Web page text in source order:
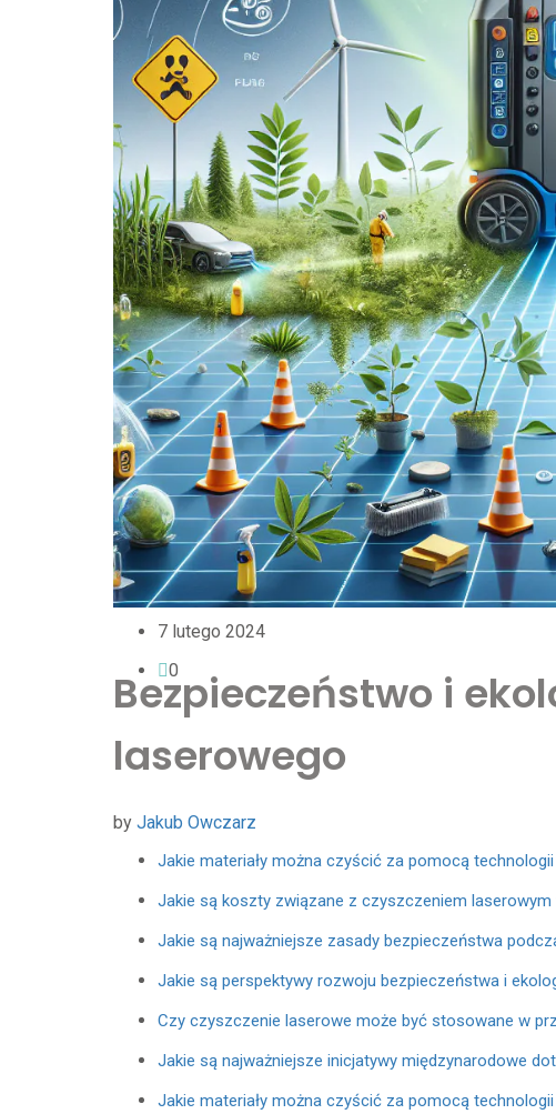
7 lutego 2024
0
Bezpieczeństwo i
laserowego
by Jakub Owczarz
Jakie materiały można czyścić za pomocą
Jakie są koszty związane z czyszczeniem
Jakie są najważniejsze zasady bezpieczeństwa
Jakie są perspektywy rozwoju bezpieczeństwa i
Czy czyszczenie laserowe może być stosowane w
Jakie są najważniejsze inicjatywy międzynarodowe
Jakie materiały można czyścić za pomocą